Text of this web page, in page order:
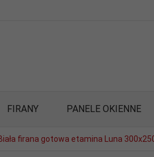
FIRANY PANELE OKIENNE
firana gotowa etamina Luna